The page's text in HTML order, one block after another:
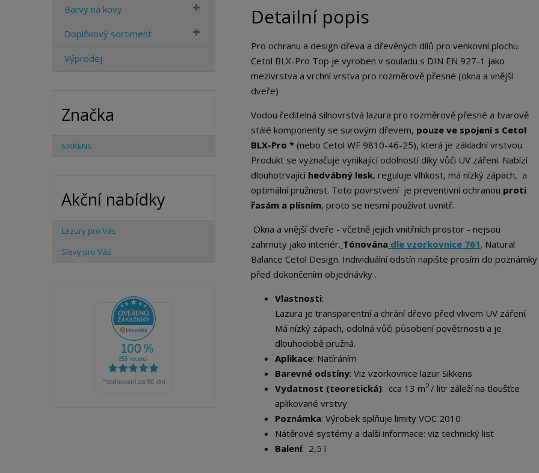
Detailní popis
Pro ochranu a design dřeva a dřevěných dílů pro venkovní plochu.
Cetol BLX-Pro Top je vyroben v souladu s DIN EN 927-1 jako
mezivrstva a vrchní vrstva pro rozměrově přesné (okna a vnější
dveře)
Vodou ředitelná silnovrstvá lazura pro rozměrově přesné a tvarově
stálé komponenty se surovým dřevem, pouze ve spojení s Cetol
BLX-Pro * (nebo Cetol WF 9810-46-25), která je základní vrstvou.
Produkt se vyznačuje vynikající odolností díky vůči UV záření. Nabízí
dlouhotrvající hedvábný lesk, reguluje vlhkost, má nízký zápach, a
optimální pružnost. Toto povrstvení je preventivní ochranou proti
řasám a plísním, proto se nesmí používat uvnitř.
Okna a vnější dveře - včetně jejich vnitřních prostor - nejsou
zahrnuty jako interiér. Tónována dle vzorkovnice 761. Natural
Balance Cetol Design. Individuální odstín napište prosím do poznámky
před dokončením objednávky .
Vlastnosti:
Lazura je transparentní a chrání dřevo před vlivem UV záření.
Má nízký zápach, odolná vůči působení povětrnosti a je
dlouhodobě pružná.
Aplikace: Natíráním
Barevné odstíny: Viz vzorkovnice lazur Sikkens
Vydatnost (teoretická): cca 13 m2/ litr záleží na tloušťce
aplikované vrstvy
Poznámka: Výrobek splňuje limity VOC 2010
Nátěrové systémy a další informace: viz technický list
Balení: 2,5 l
Barvy na kovy
Doplňkový sortiment
Výprodej
Značka
SIKKENS
Akční nabídky
Lazury pro Vás
Slevy pro Vás